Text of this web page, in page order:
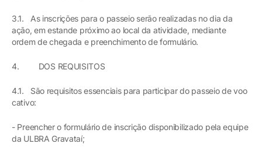
3.1. As inscrições para o passeio serão realizadas no dia da
ação, em estande próximo ao local da atividade, mediante
ordem de chegada e preenchimento de formulário.
4. DOS REQUISITOS
4.1. São requisitos essenciais para participar do passeio de voo
cativo:
- Preencher o formulário de inscrição disponibilizado pela equipe
da ULBRA Gravataí;